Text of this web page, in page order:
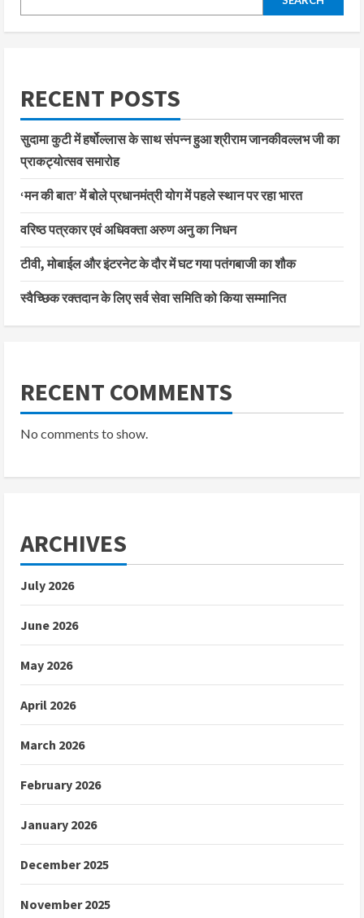
RECENT POSTS
सुदामा कुटी में हर्षोल्लास के साथ संपन्न हुआ श्रीराम जानकीवल्लभ जी का
प्राकट्योत्सव समारोह
‘मन की बात’ में बोले प्रधानमंत्री योग में पहले स्थान पर रहा भारत
वरिष्ठ पत्रकार एवं अधिवक्ता अरुण अनु का निधन
टीवी, मोबाईल और इंटरनेट के दौर में घट गया पतंगबाजी का शौक
स्वैच्छिक रक्तदान के लिए सर्व सेवा समिति को किया सम्मानित
RECENT COMMENTS
No comments to show.
ARCHIVES
July 2026
June 2026
May 2026
April 2026
March 2026
February 2026
January 2026
December 2025
November 2025